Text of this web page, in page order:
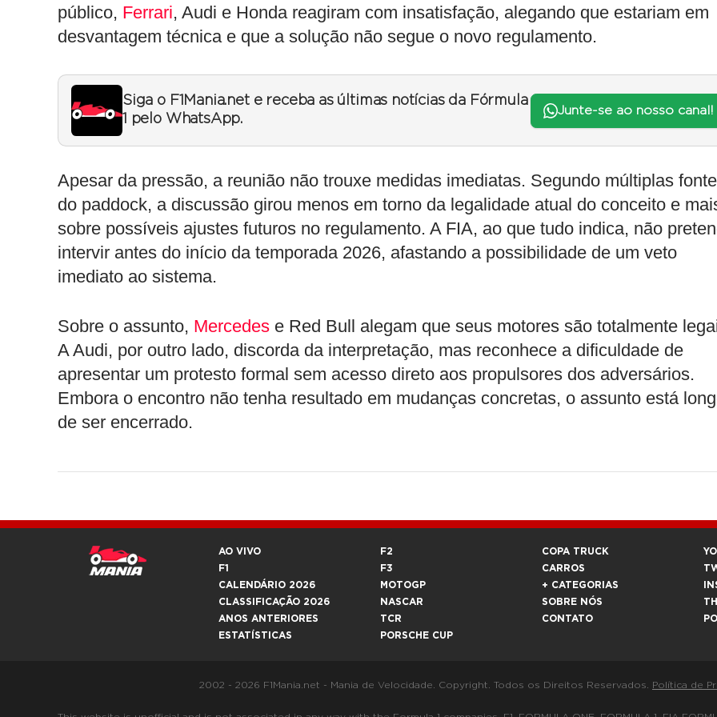
público, Ferrari, Audi e Honda reagiram com insatisfação, alegando que estariam em
desvantagem técnica e que a solução não segue o novo regulamento.
Siga o F1Mania.net e receba as últimas notícias da Fórmula
1 pelo WhatsApp.
Junte-se ao nosso canal!
Apesar da pressão, a reunião não trouxe medidas imediatas. Segundo múltiplas
do paddock, a discussão girou menos em torno da legalidade atual do conceito e
sobre possíveis ajustes futuros no regulamento. A FIA, ao que tudo indica, não
intervir antes do início da temporada 2026, afastando a possibilidade de um veto
imediato ao sistema.
Sobre o assunto, Mercedes e Red Bull alegam que seus motores são totalmente
A Audi, por outro lado, discorda da interpretação, mas reconhece a dificuldade de
apresentar um protesto formal sem acesso direto aos propulsores dos adversários.
Embora o encontro não tenha resultado em mudanças concretas, o assunto está
de ser encerrado.
AO VIVO
F1
CALENDÁRIO 2026
CLASSIFICAÇÃO 2026
ANOS ANTERIORES
ESTATÍSTICAS
F2
F3
MOTOGP
NASCAR
TCR
PORSCHE CUP
COPA TRUCK
CARROS
+ CATEGORIAS
SOBRE NÓS
CONTATO
2002 - 2026 F1Mania.net - Mania de Velocidade. Copyright. Todos os Direitos Reservados. Política de